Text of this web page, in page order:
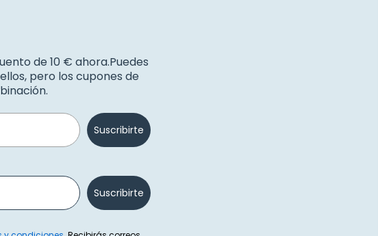
de 10 € ahora.Puedes
pero los cupones de
Suscribirte
Suscribirte